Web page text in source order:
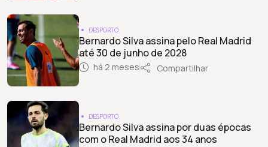
DESPORTO
Bernardo Silva assina pelo Real Madrid
até 30 de junho de 2028
há 2 meses Compartilhar
DESPORTO
Bernardo Silva assina por duas épocas
com o Real Madrid aos 34 anos